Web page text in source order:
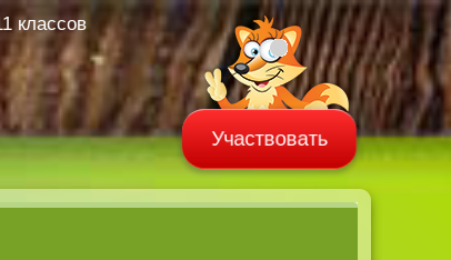
классов
Участвовать